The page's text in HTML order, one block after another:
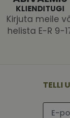
KLIENDITUGI
Kirjuta meile
helista E-R 9-
TELLI
kasutajate
genereeritud
andmete